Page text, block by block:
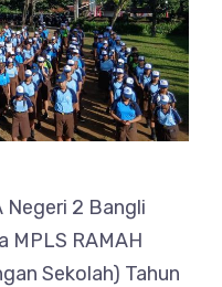
2 Bangli
MPLS RAMAH
Sekolah) Tahun